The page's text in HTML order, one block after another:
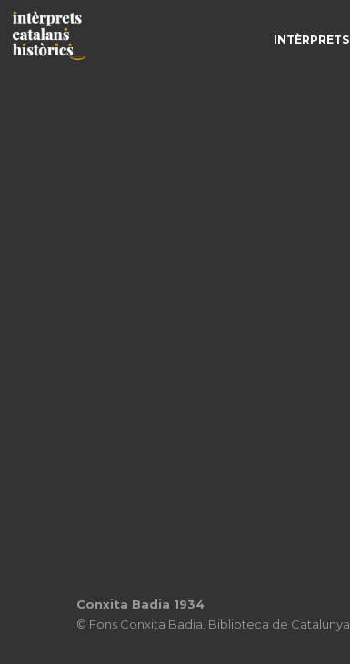
INTÈRPRETS
Conxita Badia 1934
© Fons Conxita Badia. Biblioteca de Catalunya